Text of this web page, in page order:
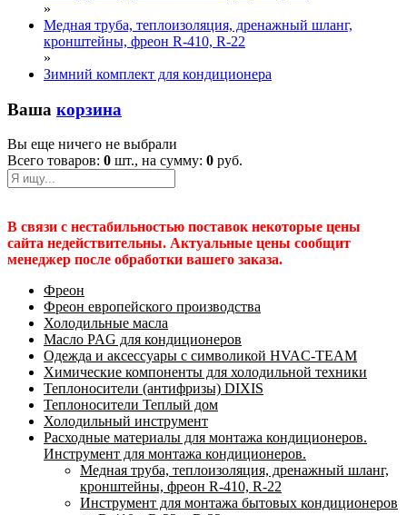
»
Медная труба, теплоизоляция, дренажный шланг,
кронштейны, фреон R-410, R-22
»
Зимний комплект для кондиционера
Ваша корзина
Вы еще ничего не выбрали
Всего товаров: 0 шт., на сумму: 0 руб.
В связи с нестабильностью поставок некоторые цены
сайта недействительны. Актуальные цены сообщит
менеджер после обработки вашего заказа.
Фреон
Фреон европейского производства
Холодильные масла
Масло PAG для кондиционеров
Одежда и аксессуары с символикой HVAC-TEAM
Химические компоненты для холодильной техники
Теплоносители (антифризы) DIXIS
Теплоносители Теплый дом
Холодильный инструмент
Расходные материалы для монтажа кондиционеров.
Инструмент для монтажа кондиционеров.
Медная труба, теплоизоляция, дренажный шланг,
кронштейны, фреон R-410, R-22
Инструмент для монтажа бытовых кондиционеров